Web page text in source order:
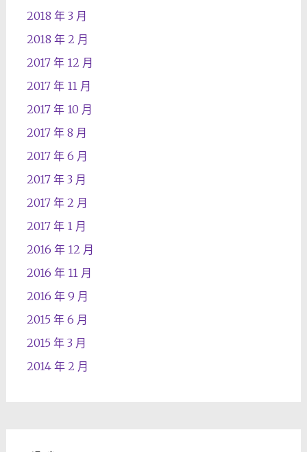
2018 年 3 月
2018 年 2 月
2017 年 12 月
2017 年 11 月
2017 年 10 月
2017 年 8 月
2017 年 6 月
2017 年 3 月
2017 年 2 月
2017 年 1 月
2016 年 12 月
2016 年 11 月
2016 年 9 月
2015 年 6 月
2015 年 3 月
2014 年 2 月